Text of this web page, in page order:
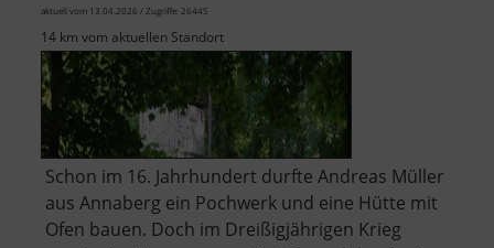
aktuell vom 13.04.2026 / Zugriffe: 26445
14 km vom aktuellen Standort
Schon im 16. Jahrhundert durfte Andreas Müller
aus Annaberg ein Pochwerk und eine Hütte mit
Ofen bauen. Doch im Dreißigjährigen Krieg